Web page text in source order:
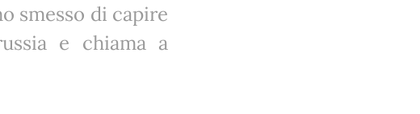
smesso di capire
e chiama a